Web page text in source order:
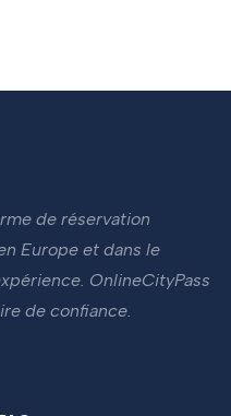
de réservation
Europe et dans le
OnlineCityPass
de confiance.